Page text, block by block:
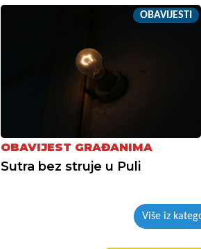
OBAVIJESTI
OBAVIJEST GRAĐANIMA
Sutra bez struje u Puli
Više iz